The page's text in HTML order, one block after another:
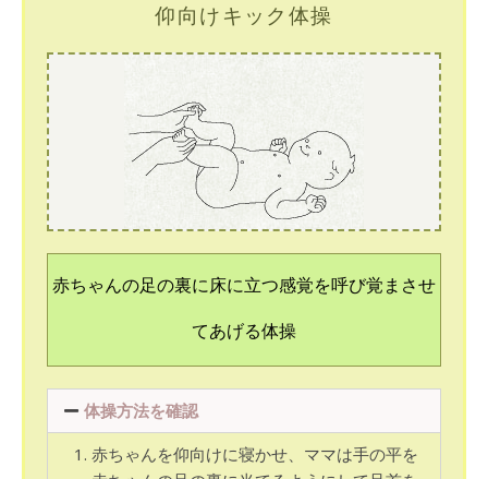
仰向けキック体操
赤ちゃんの足の裏に床に立つ感覚を呼び覚まさせ
てあげる体操
体操方法を確認
赤ちゃんを仰向けに寝かせ、ママは手の平を